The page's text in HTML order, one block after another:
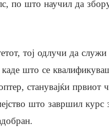
по што научил да
тој одлучи да служи
што се
станувајќи првиот
што завршил курс